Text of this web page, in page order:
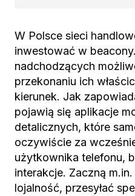
W Polsce sieci
inwestować w
nadchodzących
przekonaniu ich
kierunek. Jak
pojawią się aplikacje
detalicznych, które
oczywiście za
użytkownika telefonu,
interakcje. Zaczną
lojalność, przesyłać